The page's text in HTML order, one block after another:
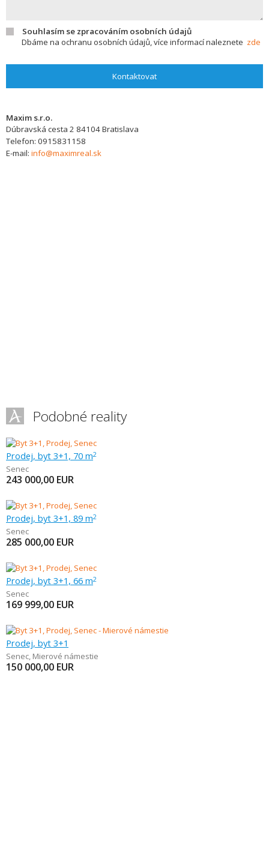
Souhlasím se zpracováním osobních údajů
Dbáme na ochranu osobních údajů, více informací naleznete zde
Kontaktovat
Maxim s.r.o.
Dúbravská cesta 2 84104Bratislava
Telefon: 0915831158
E-mail: info@maximreal.sk
Podobné reality
Prodej, byt 3+1, 70 m2
Senec
243 000,00 EUR
Prodej, byt 3+1, 89 m2
Senec
285 000,00 EUR
Prodej, byt 3+1, 66 m2
Senec
169 999,00 EUR
Prodej, byt 3+1
Senec, Mierové námestie
150 000,00 EUR